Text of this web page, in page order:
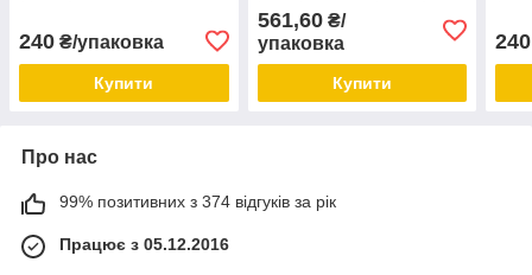
240 ₴/упаковка
Купити
561,60₴/
упаковка
Купити
240
Про нас
99% позитивних з 374 відгуків за рік
Працює з 05.12.2016